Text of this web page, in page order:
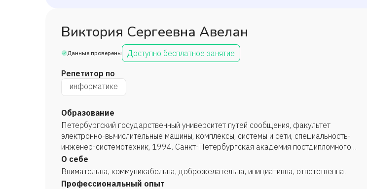
Виктория Сергеевна Авелан
Данные проверены Доступно бесплатное занятие
Репетитор по
информатике
Образование
Петербургский государственный университет путей сообщения, факультет
электронно-вычислительные машины, комплексы, системы и сети, специальность-
инженер-системотехник, 1994. Санкт-Петербургская академия постдипломного
педагогического образования, методика преподавания базового курса информатики,
2006. Профессиональная переподготовка, ООО Мультиурок, специальность-учитель,
преподаватель информатики, 2018.
О себе
Внимательна, коммуникабельна, доброжелательна, инициативна, ответственна.
Профессиональный опыт